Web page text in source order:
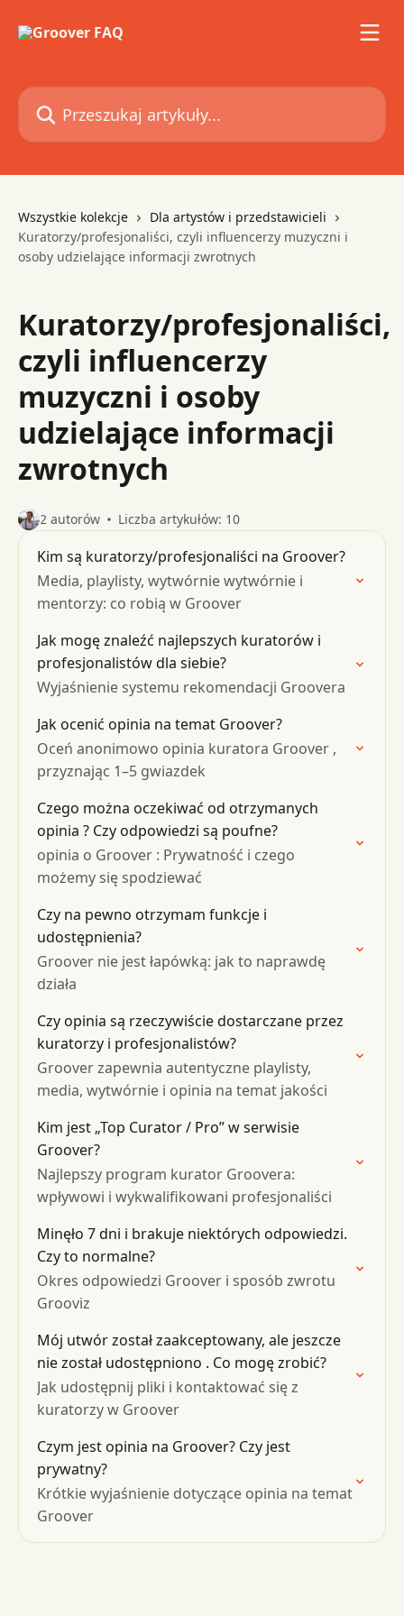
Przeszukaj artykuły...
Wszystkie kolekcje
Dla artystów i przedstawicieli
Kuratorzy/profesjonaliści, czyli influencerzy muzyczni i
osoby udzielające informacji zwrotnych
Kuratorzy/profesjonaliści,
czyli influencerzy
muzyczni i osoby
udzielające informacji
zwrotnych
2 autorów Liczba artykułów: 10
Kim są kuratorzy/profesjonaliści na Groover?
Media, playlisty, wytwórnie wytwórnie i
mentorzy: co robią w Groover
Jak mogę znaleźć najlepszych kuratorów i
profesjonalistów dla siebie?
Wyjaśnienie systemu rekomendacji Groovera
Jak ocenić opinia na temat Groover?
Oceń anonimowo opinia kuratora Groover ,
przyznając 1–5 gwiazdek
Czego można oczekiwać od otrzymanych
opinia ? Czy odpowiedzi są poufne?
opinia o Groover : Prywatność i czego
możemy się spodziewać
Czy na pewno otrzymam funkcje i
udostępnienia?
Groover nie jest łapówką: jak to naprawdę
działa
Czy opinia są rzeczywiście dostarczane przez
kuratorzy i profesjonalistów?
Groover zapewnia autentyczne playlisty,
media, wytwórnie i opinia na temat jakości
Kim jest „Top Curator / Pro” w serwisie
Groover?
Najlepszy program kurator Groovera:
wpływowi i wykwalifikowani profesjonaliści
Minęło 7 dni i brakuje niektórych odpowiedzi.
Czy to normalne?
Okres odpowiedzi Groover i sposób zwrotu
Grooviz
Mój utwór został zaakceptowany, ale jeszcze
nie został udostępniono . Co mogę zrobić?
Jak udostępnij pliki i kontaktować się z
kuratorzy w Groover
Czym jest opinia na Groover? Czy jest
prywatny?
Krótkie wyjaśnienie dotyczące opinia na temat
Groover